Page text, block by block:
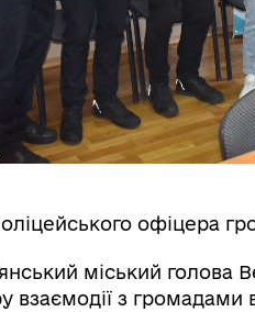
офіцера
міський голова
взаємодії з громадами